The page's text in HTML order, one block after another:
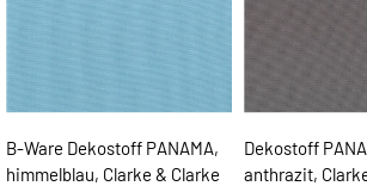
B-Ware Dekostoff PANAMA,
himmelblau, Clarke & Clarke
Dekostoff
anthrazit,